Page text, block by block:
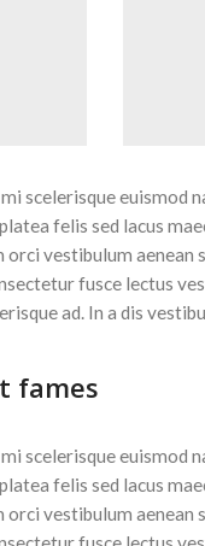
scelerisque euismod
felis sed lacus
vestibulum aenean
fusce lectus
ad. In a dis
fames
scelerisque euismod
felis sed lacus
vestibulum aenean